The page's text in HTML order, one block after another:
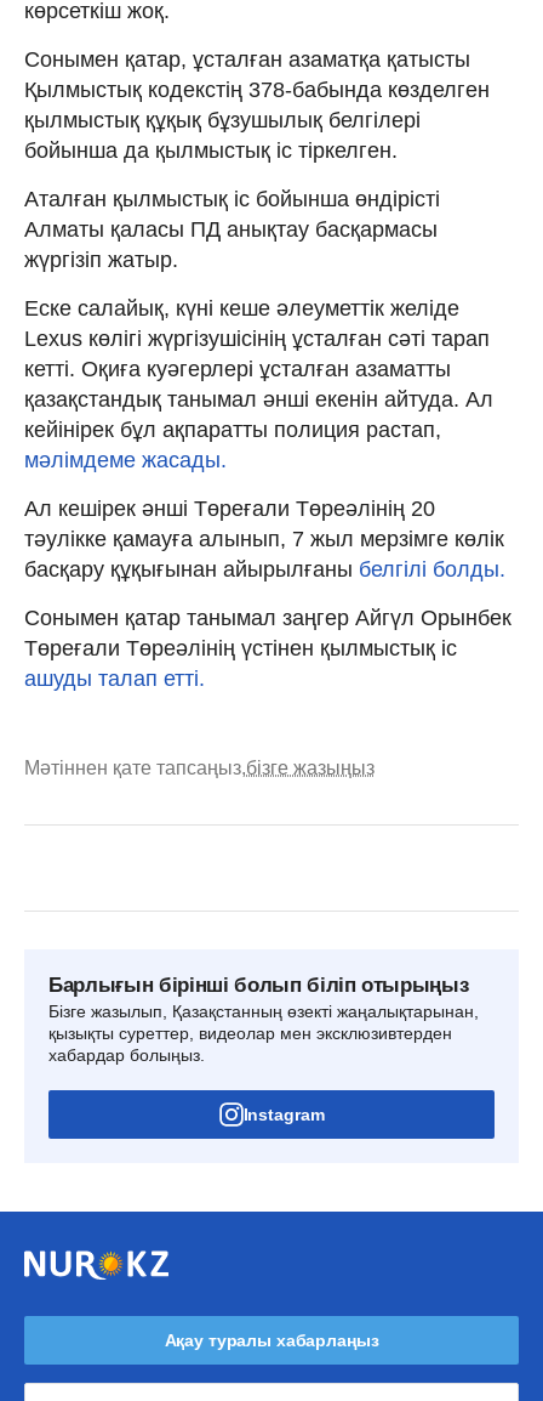
көрсеткіш жоқ.
Сонымен қатар, ұсталған азаматқа қатысты
Қылмыстық кодекстің 378-бабында көзделген
қылмыстық құқық бұзушылық белгілері
бойынша да қылмыстық іс тіркелген.
Аталған қылмыстық іс бойынша өндірісті
Алматы қаласы ПД анықтау басқармасы
жүргізіп жатыр.
Еске салайық, күні кеше әлеуметтік желіде
Lexus көлігі жүргізушісінің ұсталған сәті тарап
кетті. Оқиға куәгерлері ұсталған азаматты
қазақстандық танымал әнші екенін айтуда. Ал
кейінірек бұл ақпаратты полиция растап,
мәлімдеме жасады.
Ал кешірек әнші Төреғали Төреәлінің 20
тәулікке қамауға алынып, 7 жыл мерзімге көлік
басқару құқығынан айырылғаны белгілі болды.
Сонымен қатар танымал заңгер Айгүл Орынбек
Төреғали Төреәлінің үстінен қылмыстық іс
ашуды талап етті.
Мәтіннен қате тапсаңыз,бізге жазыңыз
Барлығын бірінші болып біліп отырыңыз
Бізге жазылып, Қазақстанның өзекті жаңалықтарынан,
қызықты суреттер, видеолар мен эксклюзивтерден
хабардар болыңыз.
Instagram
Ақау туралы хабарлаңыз